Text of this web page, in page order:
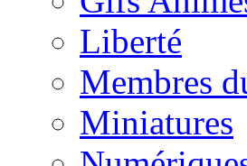
Liberté
Membres
Miniatures